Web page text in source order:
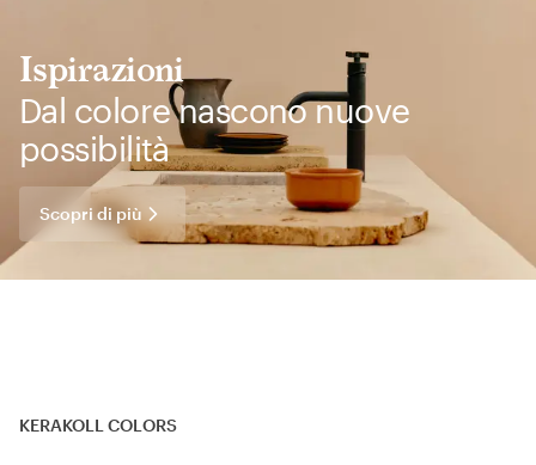
Ispirazioni
Dal colore nascono nuove
possibilità
Scopri di più
KERAKOLL COLORS